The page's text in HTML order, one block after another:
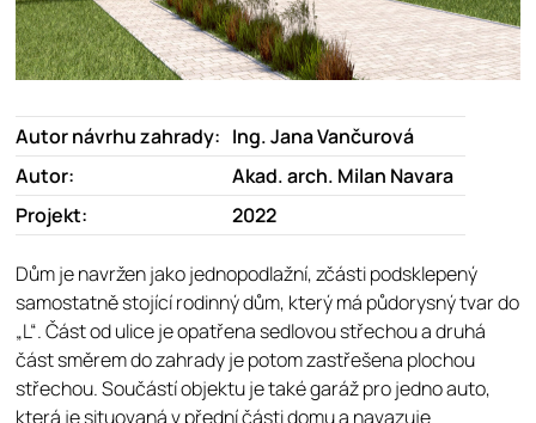
Autor návrhu zahrady: Ing. Jana Vančurová
Autor:
Akad. arch. Milan Navara
Projekt:
2022
Dům je navržen jako jednopodlažní, zčásti podsklepený
samostatně stojící rodinný dům, který má půdorysný tvar do
„L“. Část od ulice je opatřena sedlovou střechou a druhá
část směrem do zahrady je potom zastřešena plochou
střechou. Součástí objektu je také garáž pro jedno auto,
která je situovaná v přední části domu a navazuje